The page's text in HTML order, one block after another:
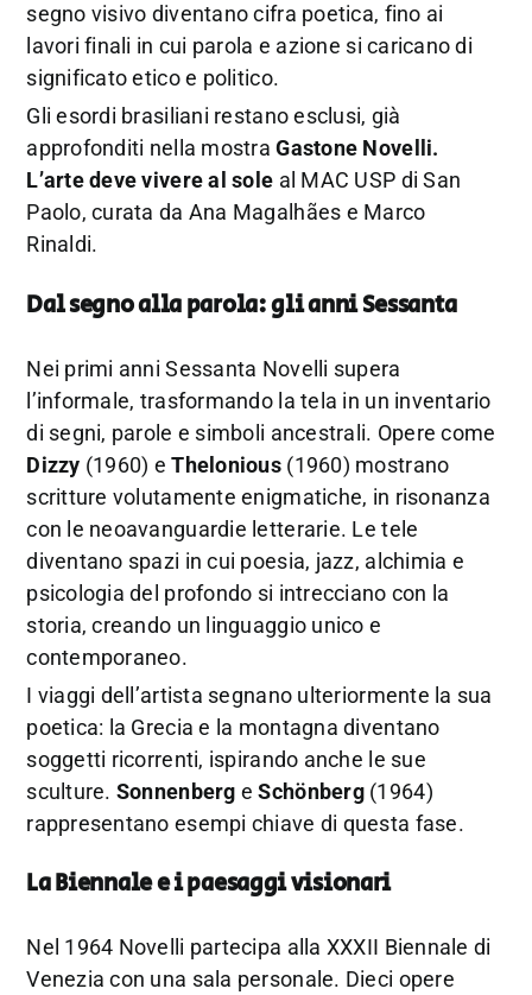
segno visivo diventano cifra poetica, fino ai
lavori finali in cui parola e azione si caricano di
significato etico e politico.
Gli esordi brasiliani restano esclusi, già
approfonditi nella mostraGastone Novelli.
L’arte deve vivere al sole al MAC USP di San
Paolo, curata da Ana Magalhães e Marco
Rinaldi.
Dal segno alla parola: gli anni Sessanta
Nei primi anni Sessanta Novelli supera
l’informale, trasformando la tela in un inventario
di segni, parole e simboli ancestrali. Opere come
Dizzy (1960) eThelonious (1960) mostrano
scritture volutamente enigmatiche, in risonanza
con le neoavanguardie letterarie. Le tele
diventano spazi in cui poesia, jazz, alchimia e
psicologia del profondo si intrecciano con la
storia, creando un linguaggio unico e
contemporaneo.
I viaggi dell’artista segnano ulteriormente la sua
poetica: la Grecia e la montagna diventano
soggetti ricorrenti, ispirando anche le sue
sculture. Sonnenberg eSchönberg(1964)
rappresentano esempi chiave di questa fase.
La Biennale e i paesaggi visionari
Nel 1964 Novelli partecipa alla XXXII Biennale di
Venezia con una sala personale. Dieci opere